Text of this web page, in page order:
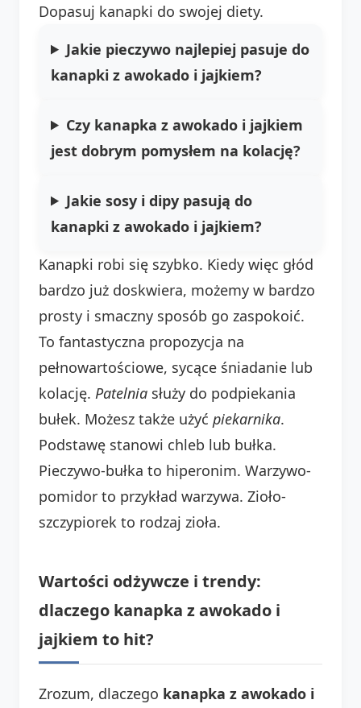
Dopasuj kanapki do swojej diety.
Jakie pieczywo najlepiej pasuje do
kanapki z awokado i jajkiem?
Czy kanapka z awokado i jajkiem
jest dobrym pomysłem na kolację?
Jakie sosy i dipy pasują do
kanapki z awokado i jajkiem?
Kanapki robi się szybko. Kiedy więc głód
bardzo już doskwiera, możemy w bardzo
prosty i smaczny sposób go zaspokoić.
To fantastyczna propozycja na
pełnowartościowe, sycące śniadanie lub
kolację. Patelnia służy do podpiekania
bułek. Możesz także użyć piekarnika.
Podstawę stanowi chleb lub bułka.
Pieczywo-bułka to hiperonim. Warzywo-
pomidor to przykład warzywa. Zioło-
szczypiorek to rodzaj zioła.
Wartości odżywcze i trendy:
dlaczego kanapka z awokado i
jajkiem to hit?
Zrozum, dlaczego kanapka z awokado i